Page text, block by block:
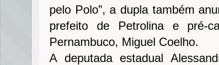
pelo Polo”, a dupla também
prefeito de Petrolina e pré-
Pernambuco, Miguel Coelho.
A deputada estadual